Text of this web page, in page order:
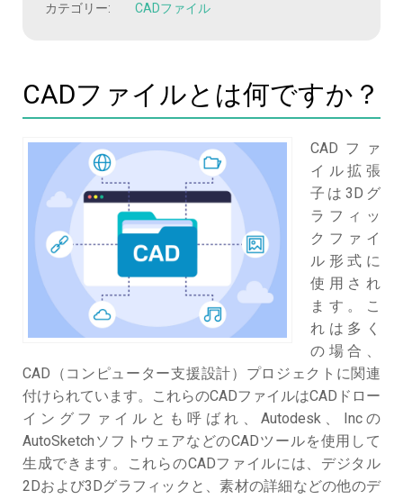
カテゴリー: CADファイル
CADファイルとは何ですか？
CADファ
イル拡張
子は3Dグ
ラフィッ
クファイ
ル形式に
使用され
ます。こ
れは多く
の場合、
CAD（コンピューター支援設計）プロジェクトに関連
付けられています。これらのCADファイルはCADドロー
イングファイルとも呼ばれ、Autodesk、Incの
AutoSketchソフトウェアなどのCADツールを使用して
生成できます。これらのCADファイルには、デジタル
2Dおよび3Dグラフィックと、素材の詳細などの他のデ